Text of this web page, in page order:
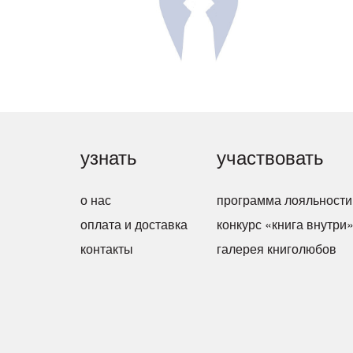
узнать
о нас
оплата и доставка
контакты
участвовать
программа лояльности
конкурс «книга внутри»
галерея книголюбов